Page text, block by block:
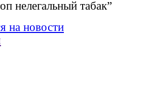
нелегальный табак”
на новости